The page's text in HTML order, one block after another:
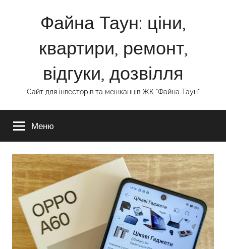
Файна Таун: ціни,
квартири, ремонт,
відгуки, дозвілля
Сайт для інвесторів та мешканців ЖК "Файна Таун"
Меню